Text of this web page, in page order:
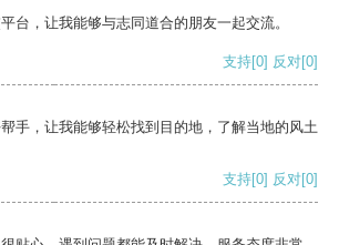
台，让我能够与志同道合的朋友一起交流。
支持[0] 反对[0]
手，让我能够轻松找到目的地，了解当地的风土
支持[0] 反对[0]